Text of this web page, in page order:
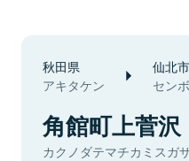
秋田県
アキタケン
仙北市
セン
角館町上菅沢
カクノダテマチカミスガ